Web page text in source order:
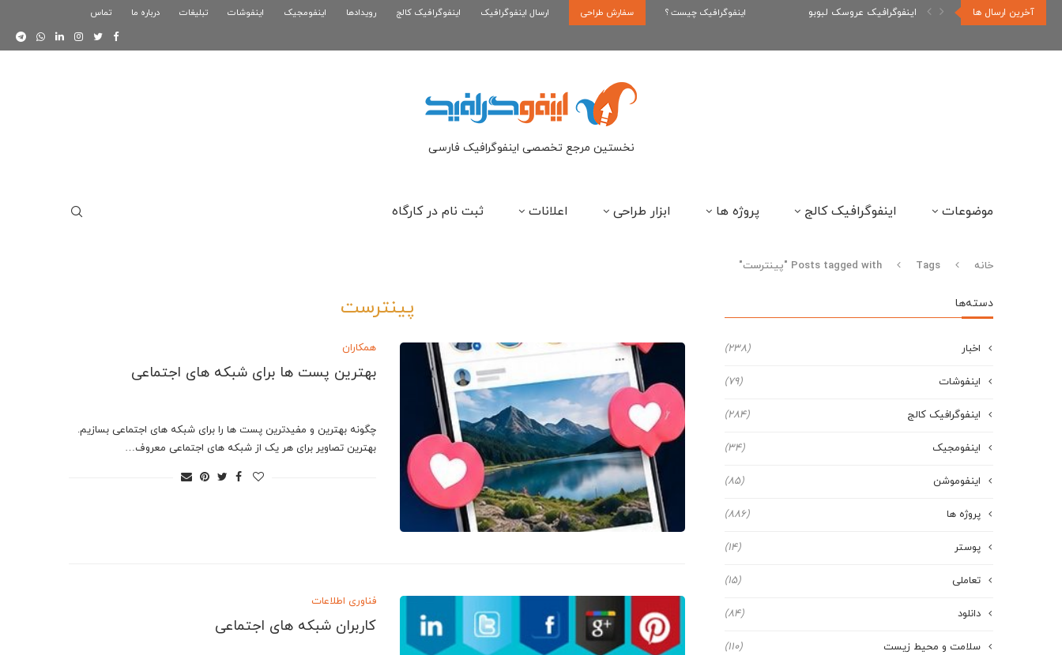
آخرین ارسال ها اینفوگرافیک عروسک لبوبو اینفوگرافیک رپر های فارسی نسل... اینفوگرافیک بازی کلش رویال اینفوگرافیک چیست ؟ سفارش طراحی ارسال اینفوگرافیک اینفوگرافیک کالج رویدادها اینفومجیک اینفوشات تبلیغات درباره ما تماس
نخستین مرجع تخصصی اینفوگرافیک فارسی
موضوعات اینفوگرافیک کالج پروژه ها ابزار طراحی اعلانات ثبت نام در کارگاه
خانه Tags Posts tagged with "پینترست"
پینترست
همکاران
بهترین پست ها برای شبکه های اجتماعی
چگونه بهترین و مفیدترین پست ها را برای شبکه های اجتماعی بسازیم.
بهترین تصاویر برای هر یک از شبکه های اجتماعی معروف…
فناوری اطلاعات
کاربران شبکه های اجتماعی
دسته‌ها
اخبار (238)
اینفوشات (79)
اینفوگرافیک کالج (284)
اینفومجیک (34)
اینفوموشن (85)
پروژه ها (886)
پوستر (14)
تعاملی (15)
دانلود (84)
سلامت و محیط زیست (110)